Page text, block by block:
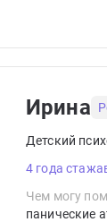
Ирина
Детский
4 года стажа
Чем могу
панические